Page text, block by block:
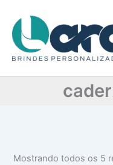
para
conteúdo
t
e
r
Mostrando todos os 5